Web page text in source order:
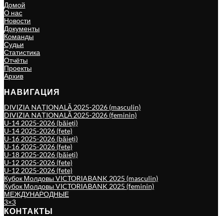
Домой
О нас
Новости
Документы
Команды
Судьи
Статистика
Отчёты
Проекты
Архив
НАВИГАЦИЯ
DIVIZIA NAȚIONALĂ 2025-2026 (masculin)
DIVIZIA NAȚIONALĂ 2025-2026 (feminin)
U-14 2025-2026 (băieți)
U-14 2025-2026 (fete)
U-16 2025-2026 (băieți)
U-16 2025-2026 (fete)
U-18 2025-2026 (băieți)
U-12 2025-2026 (fete)
U-12 2025-2026 (fete)
Кубок Молдовы VICTORIABANK 2025 (masculin)
Кубок Молдовы VICTORIABANK 2025 (feminin)
МЕЖДУНАРОДНЫЕ
3×3
КОНТАКТЫ